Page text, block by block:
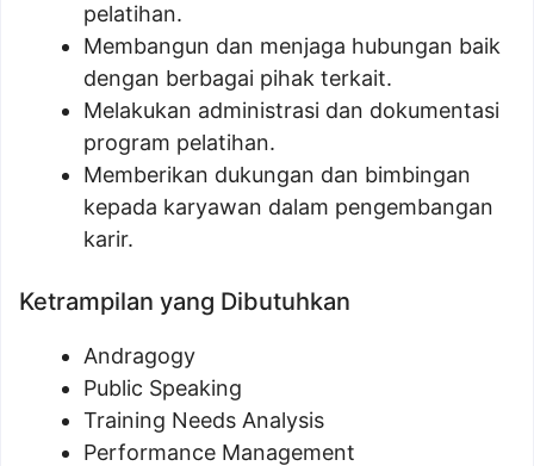
pelatihan.
Membangun dan menjaga hubungan baik
dengan berbagai pihak terkait.
Melakukan administrasi dan dokumentasi
program pelatihan.
Memberikan dukungan dan bimbingan
kepada karyawan dalam pengembangan
karir.
Ketrampilan yang Dibutuhkan
Andragogy
Public Speaking
Training Needs Analysis
Performance Management